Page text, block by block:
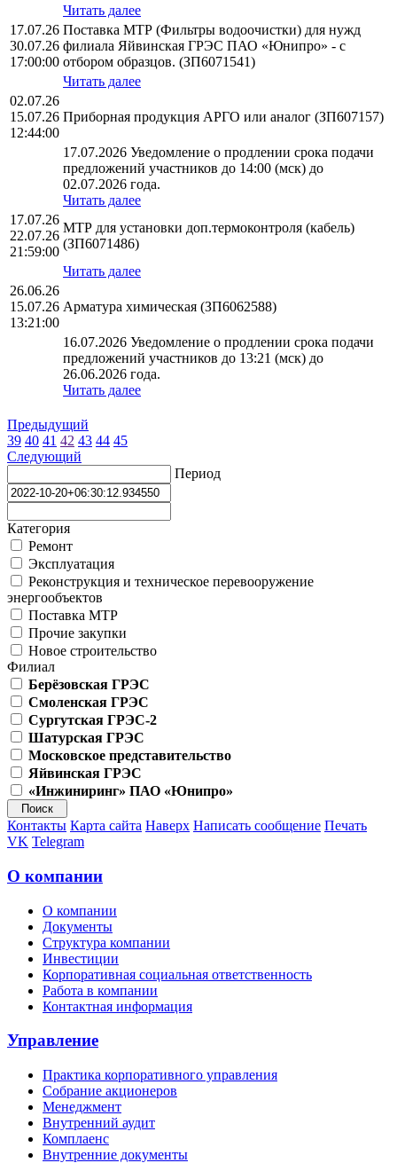
Читать далее
17.07.26
30.07.26
17:00:00
Поставка МТР (Фильтры водоочистки) для нужд
филиала Яйвинская ГРЭС ПАО «Юнипро» - с
отбором образцов. (ЗП6071541)
Читать далее
02.07.26
15.07.26
12:44:00
Приборная продукция АРГО или аналог (ЗП607157)
17.07.2026 Уведомление о продлении срока подачи
предложений участников до 14:00 (мск) до
02.07.2026 года.
Читать далее
17.07.26
22.07.26
21:59:00
МТР для установки доп.термоконтроля (кабель)
(ЗП6071486)
Читать далее
26.06.26
15.07.26
13:21:00
Арматура химическая (ЗП6062588)
16.07.2026 Уведомление о продлении срока подачи
предложений участников до 13:21 (мск) до
26.06.2026 года.
Читать далее
Предыдущий
39 40 41 42 43 44 45
Следующий
Период
Категория
Ремонт
Эксплуатация
Реконструкция и техническое перевооружение
энергообъектов
Поставка МТР
Прочие закупки
Новое строительство
Филиал
Берёзовская ГРЭС
Смоленская ГРЭС
Сургутская ГРЭС-2
Шатурская ГРЭС
Московское представительство
Яйвинская ГРЭС
«Инжиниринг» ПАО «Юнипро»
Контакты Карта сайта Наверх Написать сообщение Печать
VK Telegram
О компании
О компании
Документы
Структура компании
Инвестиции
Корпоративная социальная ответственность
Работа в компании
Контактная информация
Управление
Практика корпоративного управления
Собрание акционеров
Менеджмент
Внутренний аудит
Комплаенс
Внутренние документы